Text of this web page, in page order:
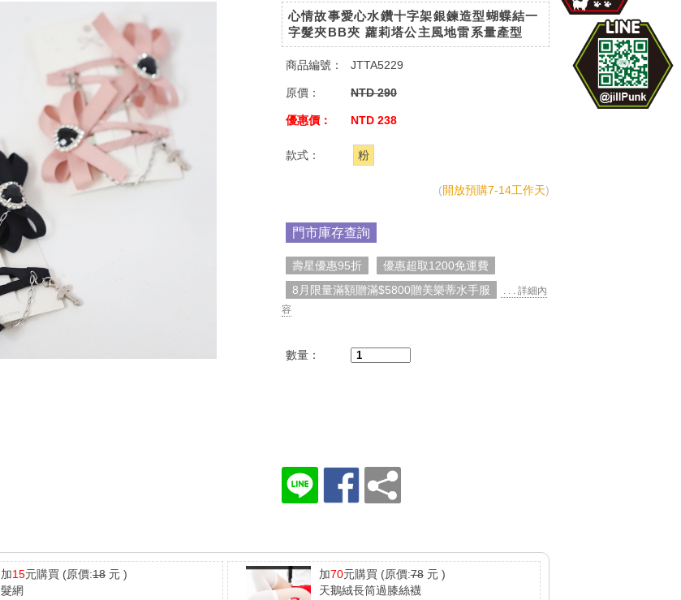
心情故事愛心水鑽十字架銀鍊造型蝴蝶結一
字髮夾BB夾 蘿莉塔公主風地雷系量產型
商品編號： JTTA5229
原價： NTD 290
優惠價： NTD 238
款式： 粉
(開放預購7-14工作天)
門市庫存查詢
壽星優惠95折
優惠超取1200免運費
8月限量滿額贈滿$5800贈美樂蒂水手服
. . . 詳細內
容
數量：
加15元購買 (原價:18 元 )
髮網
加70元購買 (原價:78元 )
天鵝絨長筒過膝絲襪